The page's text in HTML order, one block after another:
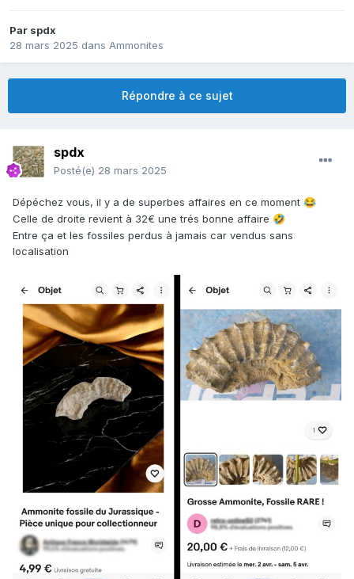
Par spdx
28 mars 2025 dans Ammonites
Répondre à ce sujet
spdx
Posté(e) 28 mars 2025
Dépéchez vous, il y a de superbes affaires en ce moment 😂
Celle de droite revient à 32€ une trés bonne affaire 🤣
Entre ça et les fossiles perdus à jamais car vendus sans
localisation